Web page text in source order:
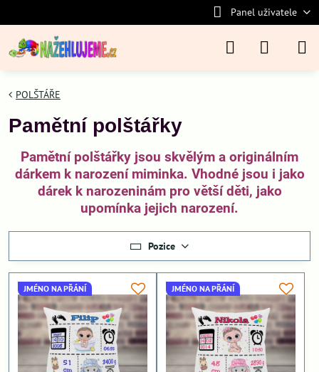
Panel uživatele
POLŠTÁŘE
Pamětní polštářky
Pamětní polštářky jsou skvělým a originálním
dárkem k narození miminka. Vhodné jsou i jako
dárek k narozeninám pro větší děti, jako
upomínka jejich narození.
Pozice
JMÉNO NA PŘÁNÍ JMÉNO NA PŘÁNÍ